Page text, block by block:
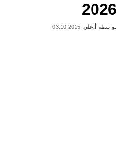
2026
Posted
بواسطة أ.علي 03.10.2025